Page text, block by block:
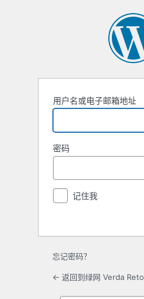
用户名或电子邮箱地址
密码
记住我
忘记密码？
← 返回到绿网 Verda Reto